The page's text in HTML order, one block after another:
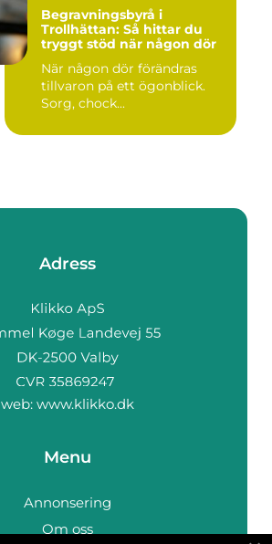
Begravningsbyrå i
Trollhättan: Så hittar du
tryggt stöd när någon dör
När någon dör förändras
tillvaron på ett ögonblick.
Sorg, chock...
Adress
web: www.klikko.dk
Menu
Annonsering
Om oss